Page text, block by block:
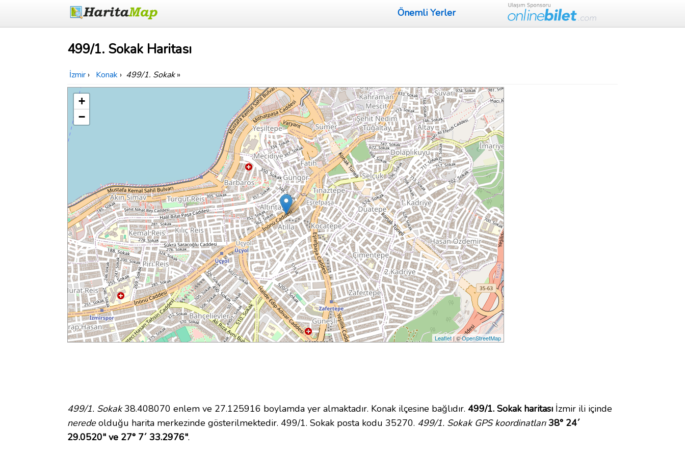
Önemli Yerler
499/1. Sokak Haritası
İzmir › Konak › 499/1. Sokak»
+
−
Leaflet| ©OpenStreetMap
499/1. Sokak38.408070 enlem ve 27.125916 boylamda yer almaktadır. Konak ilçesine bağlıdır. 499/1. Sokak haritası İzmir ili içinde
neredeolduğu harita merkezinde gösterilmektedir. 499/1. Sokak posta kodu 35270. 499/1. Sokak GPS koordinatları 38° 24´
29.0520" ve 27° 7´ 33.2976".